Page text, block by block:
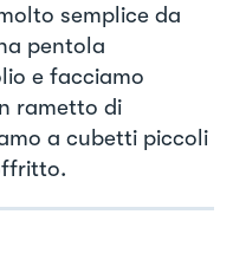
semplice da
pentola
e facciamo
rametto di
a cubetti piccoli